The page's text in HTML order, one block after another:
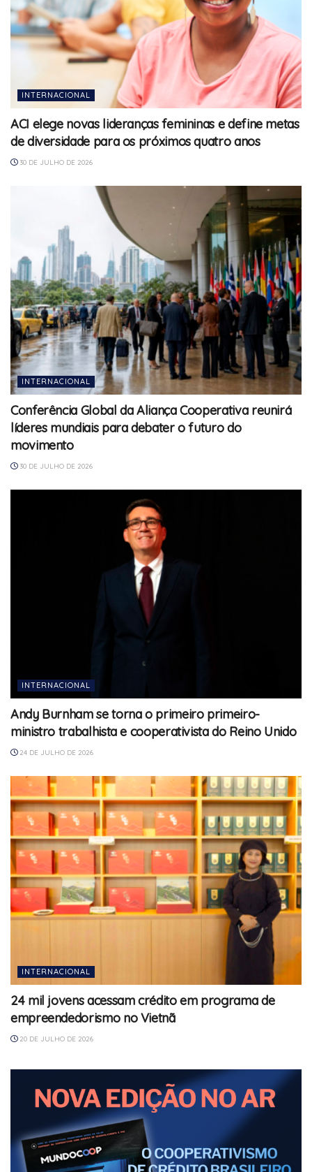
INTERNACIONAL
ACI elege novas lideranças femininas e define metas
de diversidade para os próximos quatro anos
30 DE JULHO DE 2026
INTERNACIONAL
Conferência Global da Aliança Cooperativa reunirá
líderes mundiais para debater o futuro do
movimento
30 DE JULHO DE 2026
INTERNACIONAL
Andy Burnham se torna o primeiro primeiro-
ministro trabalhista e cooperativista do Reino Unido
24 DE JULHO DE 2026
INTERNACIONAL
24 mil jovens acessam crédito em programa de
empreendedorismo no Vietnã
20 DE JULHO DE 2026